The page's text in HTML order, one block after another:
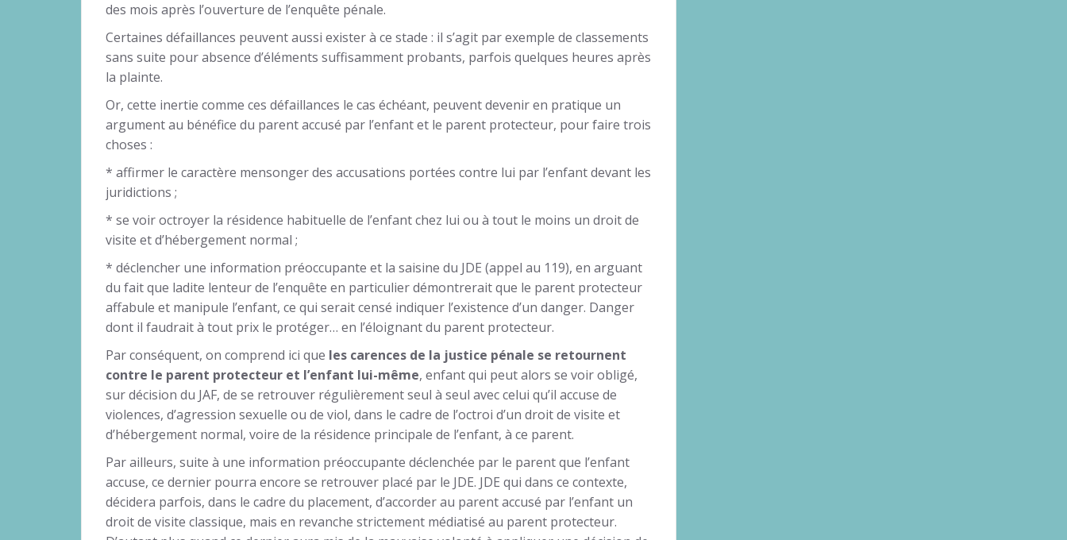
des mois après l’ouverture de l’enquête pénale.
Certaines défaillances peuvent aussi exister à ce stade : il s’agit par exemple de classements
sans suite pour absence d’éléments suffisamment probants, parfois quelques heures après
la plainte.
Or, cette inertie comme ces défaillances le cas échéant, peuvent devenir en pratique un
argument au bénéfice du parent accusé par l’enfant et le parent protecteur, pour faire trois
choses :
* affirmer le caractère mensonger des accusations portées contre lui par l’enfant devant les
juridictions ;
* se voir octroyer la résidence habituelle de l’enfant chez lui ou à tout le moins un droit de
visite et d’hébergement normal ;
* déclencher une information préoccupante et la saisine du JDE (appel au 119), en arguant
du fait que ladite lenteur de l’enquête en particulier démontrerait que le parent protecteur
affabule et manipule l’enfant, ce qui serait censé indiquer l’existence d’un danger. Danger
dont il faudrait à tout prix le protéger… en l’éloignant du parent protecteur.
Par conséquent, on comprend ici que les carences de la justice pénale se retournent
contre le parent protecteur et l’enfant lui-même, enfant qui peut alors se voir obligé,
sur décision du JAF, de se retrouver régulièrement seul à seul avec celui qu’il accuse de
violences, d’agression sexuelle ou de viol, dans le cadre de l’octroi d’un droit de visite et
d’hébergement normal, voire de la résidence principale de l’enfant, à ce parent.
Par ailleurs, suite à une information préoccupante déclenchée par le parent que l’enfant
accuse, ce dernier pourra encore se retrouver placé par le JDE. JDE qui dans ce contexte,
décidera parfois, dans le cadre du placement, d’accorder au parent accusé par l’enfant un
droit de visite classique, mais en revanche strictement médiatisé au parent protecteur.